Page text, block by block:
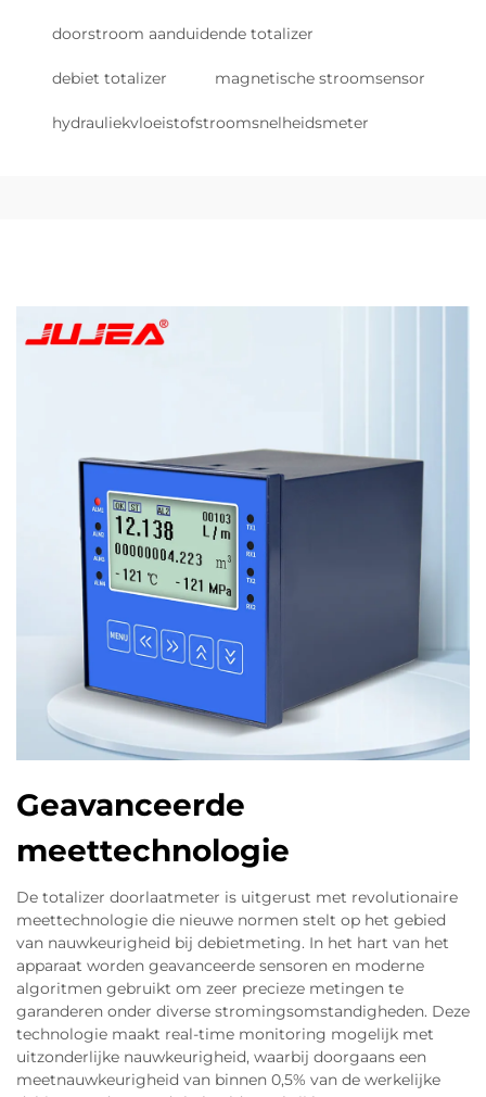
doorstroom aanduidende totalizer
debiet totalizer magnetische stroomsensor
hydrauliekvloeistofstroomsnelheidsmeter
Geavanceerde
meettechnologie
De totalizer doorlaatmeter is uitgerust met revolutionaire
meettechnologie die nieuwe normen stelt op het gebied
van nauwkeurigheid bij debietmeting. In het hart van het
apparaat worden geavanceerde sensoren en moderne
algoritmen gebruikt om zeer precieze metingen te
garanderen onder diverse stromingsomstandigheden. Deze
technologie maakt real-time monitoring mogelijk met
uitzonderlijke nauwkeurigheid, waarbij doorgaans een
meetnauwkeurigheid van binnen 0,5% van de werkelijke